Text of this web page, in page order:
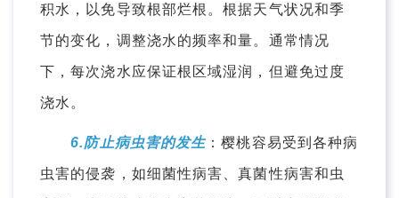
积水，以免导致根部烂根。根据天气状况和季
节的变化，调整浇水的频率和量。通常情况
下，每次浇水应保证根区域湿润，但避免过度
浇水。
6.防止病虫害的发生：樱桃容易受到各种病
虫害的侵袭，如细菌性病害、真菌性病害和虫